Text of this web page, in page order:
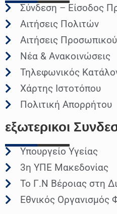
Σύνδεση – Είσοδος
Αιτήσεις Πολιτών
Αιτήσεις Προσωπικού
Νέα & Ανακοινώσεις
Τηλεφωνικός
Χάρτης Ιστοτόπου
Πολιτική Απορρήτου
εξωτερικοι
Υπουργείο Υγείας
3η ΥΠΕ Μακεδονίας
Το Γ.Ν Βέροιας στη
Εθνικός Οργανισμός